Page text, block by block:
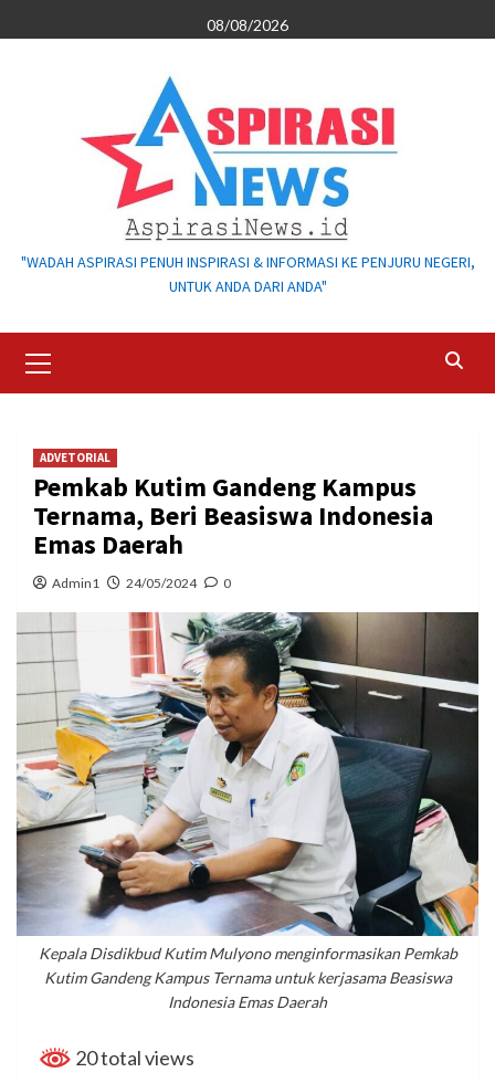
to
08/08/2026
"WADAH ASPIRASI PENUH INSPIRASI & INFORMASI KE PENJURU NEGERI,
UNTUK ANDA DARI ANDA"
Menu
ADVETORIAL
Pemkab Kutim Gandeng Kampus
Ternama, Beri Beasiswa Indonesia
Emas Daerah
Admin1 24/05/2024 0
Kepala Disdikbud Kutim Mulyono menginformasikan Pemkab
Kutim Gandeng Kampus Ternama untuk kerjasama Beasiswa
Indonesia Emas Daerah
20 total views